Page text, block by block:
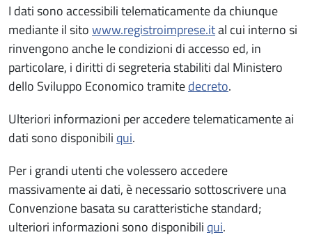
I dati sono accessibili telematicamente da chiunque
mediante il sitowww.registroimprese.ital cui interno si
rinvengono anche le condizioni di accesso ed, in
particolare, i diritti di segreteria stabiliti dal Ministero
dello Sviluppo Economico tramitedecreto.
Ulteriori informazioni per accedere telematicamente ai
dati sono disponibili qui.
Per i grandi utenti che volessero accedere
massivamente ai dati, è necessario sottoscrivere una
Convenzione basata su caratteristiche standard;
ulteriori informazioni sono disponibili qui.